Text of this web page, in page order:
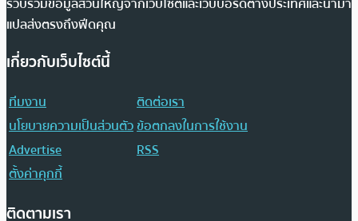
แปลส่งตรงถึงฟีดคุณ
เกี่ยวกับเว็บไซต์นี้
ทีมงาน
ติดต่อเรา
นโยบายความเป็นส่วนตัวข้อตกลงในการใช้งาน
Advertise
RSS
ตั้งค่าคุกกี้
ติดตามเรา